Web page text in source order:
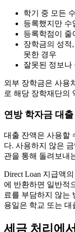
학기 중 모든
등록했지만 수
등록학점이 줄
장학금의 성적
못한 경우
잘못된 정보나
외부 장학금은 사용
로 해당 장학재단의
연방 학자금 대출
대출 잔액은 사용할
다. 사용하지 않은
관을 통해 돌려보내
Direct Loan 지급액
에 반환하면 일반적
료를 부담하지 않는
용일은 학교 또는
세금 처리에